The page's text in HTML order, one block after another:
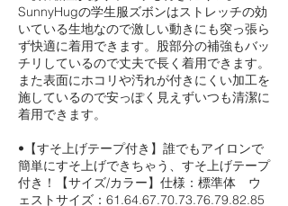
SunnyHugの学生服ズボンはストレッチの効
いている生地なので激しい動きにも突っ張ら
ず快適に着用できます。股部分の補強もバッ
チリしているので丈夫で長く着用できます。
また表面にホコリや汚れが付きにくい加工を
施しているので安っぽく見えずいつも清潔に
着用できます。
•【すそ上げテープ付き】誰でもアイロンで
簡単にすそ上げできちゃう、すそ上げテープ
付き！【サイズ/カラー】仕様：標準体 ウ
ェストサイズ：61.64.67.70.73.76.79.82.85